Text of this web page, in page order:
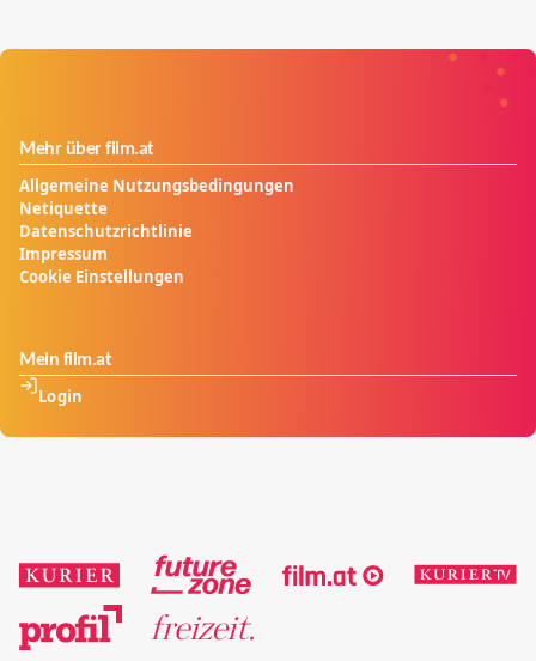
Mehr über film.at
Allgemeine Nutzungsbedingungen
Netiquette
Datenschutzrichtlinie
Impressum
Cookie Einstellungen
Mein film.at
Login